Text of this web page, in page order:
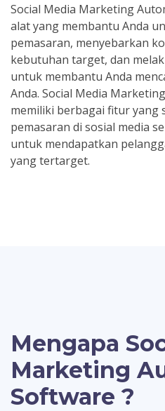
Social Media Marketing
alat yang membantu Anda
pemasaran, menyebarkan
kebutuhan target, dan
untuk membantu Anda
Anda. Social Media
memiliki berbagai fitur
pemasaran di sosial media
untuk mendapatkan
yang tertarget.
Mengapa
Marketing
Software ?